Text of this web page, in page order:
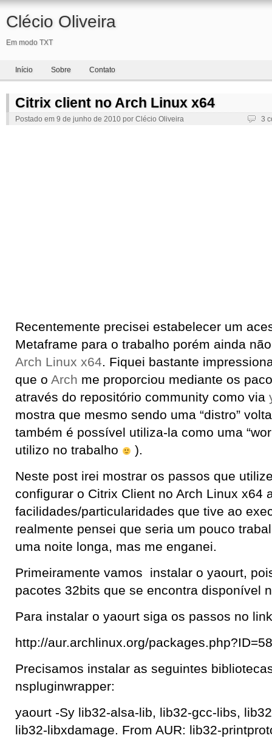
Clécio Oliveira
Em modo TXT
Início Sobre Contato
Citrix client no Arch Linux x64
Postado em 9 de junho de 2010 por Clécio Oliveira 3
Recentemente precisei estabelecer um
Metaframe para o trabalho porém ainda
Arch Linux x64. Fiquei bastante
que o Arch me proporciou mediante os
através do repositório community como via
mostra que mesmo sendo uma “distro”
também é possível utiliza-la como uma
utilizo no trabalho
).
Neste post irei mostrar os passos que
configurar o Citrix Client no Arch Linux x64
facilidades/particularidades que tive ao
realmente pensei que seria um pouco
uma noite longa, mas me enganei.
Primeiramente vamos instalar o yaourt,
pacotes 32bits que se encontra disponível
Para instalar o yaourt siga os passos no
http://aur.archlinux.org/
Precisamos instalar as seguintes
nspluginwrapper:
yaourt -Sy lib32-alsa-lib, lib32-gcc-libs,
lib32-libxdamage. From AUR: lib32-